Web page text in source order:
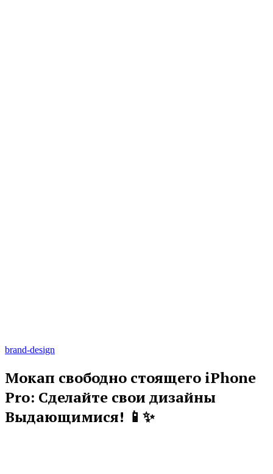
brand-design
Мокап свободно стоящего iPhone
Pro: Сделайте свои дизайны
Выдающимися! 📱✨